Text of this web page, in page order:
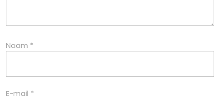
Naam *
E-mail *